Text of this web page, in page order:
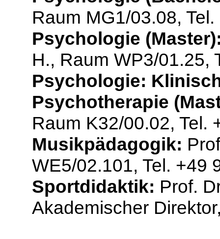
Raum MG1/03.08,
Psychologie
H., Raum WP3/01.25,
Psychologie:
Psychotherapie
Raum K32/00.02, Tel.
Musikpädagogik:
WE5/02.101, Tel. +49
Sportdidaktik: Prof.
Akademischer